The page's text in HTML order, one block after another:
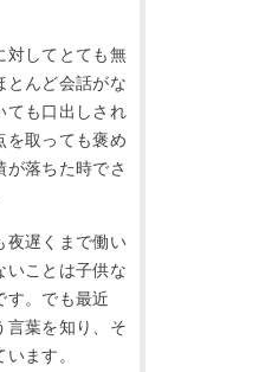
対してとても無
とんど会話がな
ても口出しされ
を取っても褒め
落ちた時でさ
夜遅くまで働い
いことは子供な
す。でも最近
言葉を知り、そ
ます。